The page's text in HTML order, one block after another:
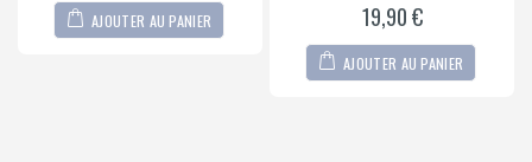
AJOUTER AU PANIER 19,90€
AJOUTER AU PANIER